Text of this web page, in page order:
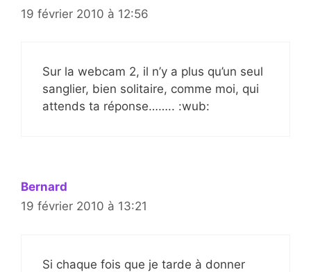
19 février 2010 à 12:56
Sur la webcam 2, il n’y a plus qu’un seul
sanglier, bien solitaire, comme moi, qui
attends ta réponse…….. :wub:
Bernard
19 février 2010 à 13:21
Si chaque fois que je tarde à donner